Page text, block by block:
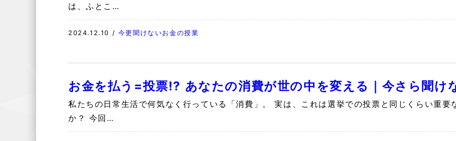
は、ふとこ…
2024.12.10 / 今更聞けないお金の授業
お金を払う=投票!? あなたの消費が世の中を変える｜今さら聞け
私たちの日常生活で何気なく行っている「消費」。 実は、これは選挙での投票と同じくらい重要
か？ 今回…